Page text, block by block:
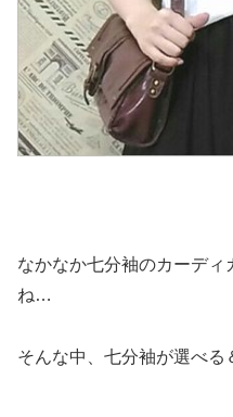
なかなか七分袖のカーディ
ね…
そんな中、七分袖が選べる